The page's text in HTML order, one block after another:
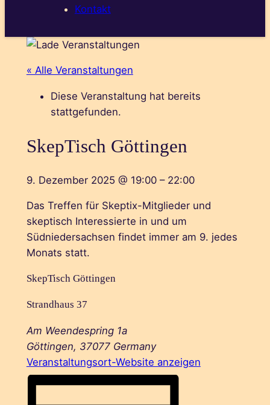
Kontakt
« Alle Veranstaltungen
Diese Veranstaltung hat bereits
stattgefunden.
SkepTisch Göttingen
9. Dezember 2025 @ 19:00 – 22:00
Das Treffen für Skeptix-Mitglieder und
skeptisch Interessierte in und um
Südniedersachsen findet immer am 9. jedes
Monats statt.
SkepTisch Göttingen
Strandhaus 37
Am Weendespring 1a
Göttingen, 37077 Germany
Veranstaltungsort-Website anzeigen